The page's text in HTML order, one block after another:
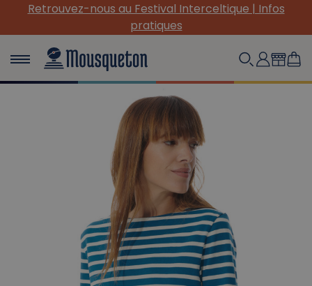
Retrouvez-nous au Festival Interceltique | Infos
pratiques